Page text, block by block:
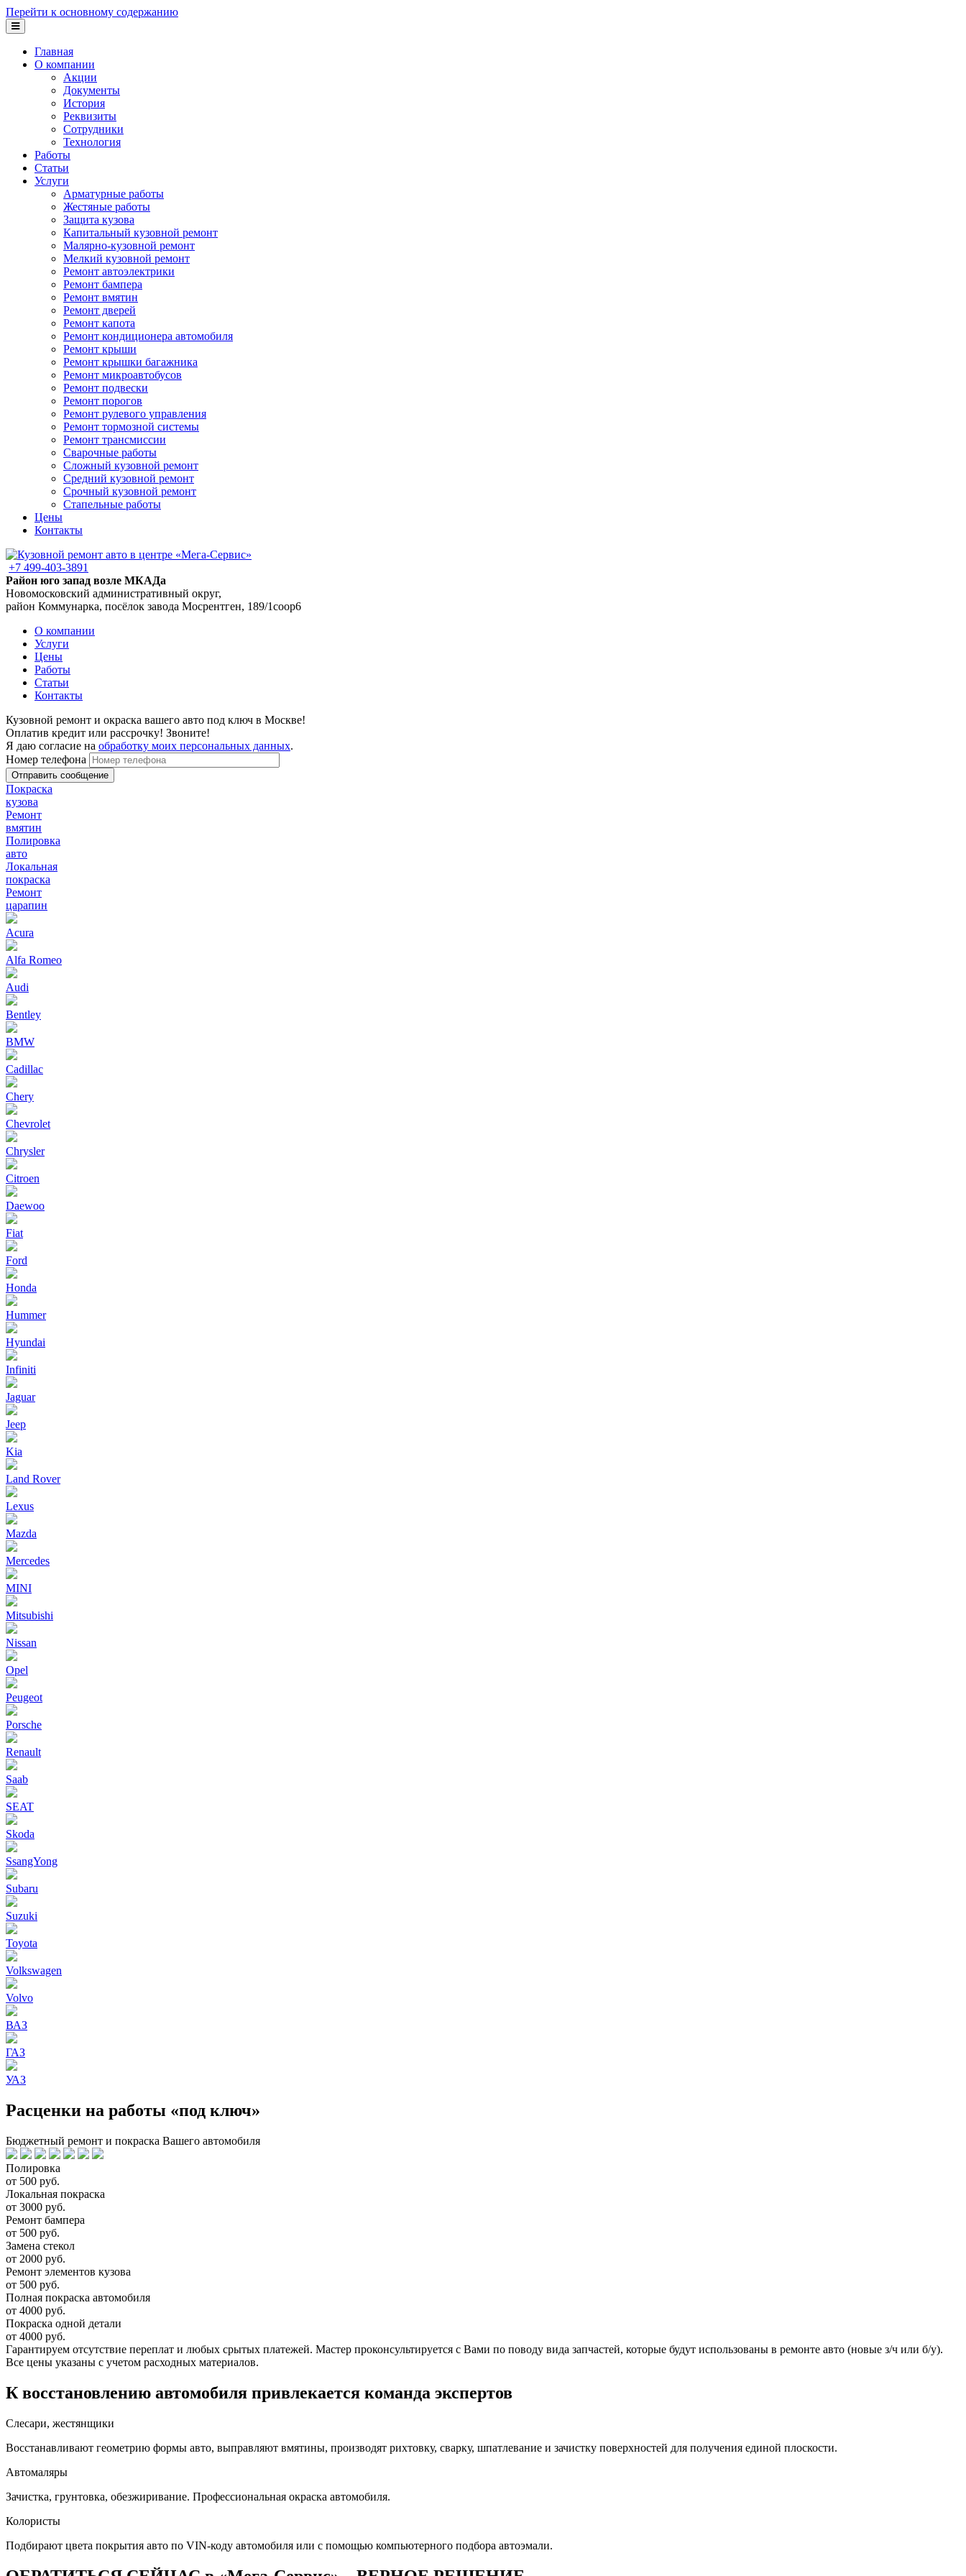
Перейти к основному содержанию
Главная
О компании
Акции
Документы
История
Реквизиты
Сотрудники
Технология
Работы
Статьи
Услуги
Арматурные работы
Жестяные работы
Защита кузова
Капитальный кузовной ремонт
Малярно-кузовной ремонт
Мелкий кузовной ремонт
Ремонт автоэлектрики
Ремонт бампера
Ремонт вмятин
Ремонт дверей
Ремонт капота
Ремонт кондиционера автомобиля
Ремонт крыши
Ремонт крышки багажника
Ремонт микроавтобусов
Ремонт подвески
Ремонт порогов
Ремонт рулевого управления
Ремонт тормозной системы
Ремонт трансмиссии
Сварочные работы
Сложный кузовной ремонт
Средний кузовной ремонт
Срочный кузовной ремонт
Стапельные работы
Цены
Контакты
+7 499-403-3891
Район юго запад возле МКАДа
Новомосковский административный округ,
район Коммунарка, посёлок завода Мосрентген, 189/1соор6
О компании
Услуги
Цены
Работы
Статьи
Контакты
Кузовной ремонт и окраска вашего авто под ключ в Москве!
Оплатив кредит или рассрочку! Звоните!
Я даю согласие на обработку моих персональных данных.
Номер телефона
Покраска
кузова
Ремонт
вмятин
Полировка
авто
Локальная
покраска
Ремонт
царапин
Acura
Alfa Romeo
Audi
Bentley
BMW
Cadillac
Chery
Chevrolet
Chrysler
Citroen
Daewoo
Fiat
Ford
Honda
Hummer
Hyundai
Infiniti
Jaguar
Jeep
Kia
Land Rover
Lexus
Mazda
Mercedes
MINI
Mitsubishi
Nissan
Opel
Peugeot
Porsche
Renault
Saab
SEAT
Skoda
SsangYong
Subaru
Suzuki
Toyota
Volkswagen
Volvo
ВАЗ
ГАЗ
УАЗ
Расценки на работы «под ключ»
Бюджетный ремонт и покраска Вашего автомобиля
Полировка
от 500 руб.
Локальная покраска
от 3000 руб.
Ремонт бампера
от 500 руб.
Замена стекол
от 2000 руб.
Ремонт элементов кузова
от 500 руб.
Полная покраска автомобиля
от 4000 руб.
Покраска одной детали
от 4000 руб.
Гарантируем отсутствие переплат и любых срытых платежей. Мастер проконсультируется с Вами по поводу вида запчастей, которые будут использованы в ремонте авто (новые з/ч или б/у).
Все цены указаны с учетом расходных материалов.
К восстановлению автомобиля привлекается команда экспертов
Слесари, жестянщики
Восстанавливают геометрию формы авто, выправляют вмятины, производят рихтовку, сварку, шпатлевание и зачистку поверхностей для получения единой плоскости.
Автомаляры
Зачистка, грунтовка, обезжиривание. Профессиональная окраска автомобиля.
Колористы
Подбирают цвета покрытия авто по VIN-коду автомобиля или с помощью компьютерного подбора автоэмали.